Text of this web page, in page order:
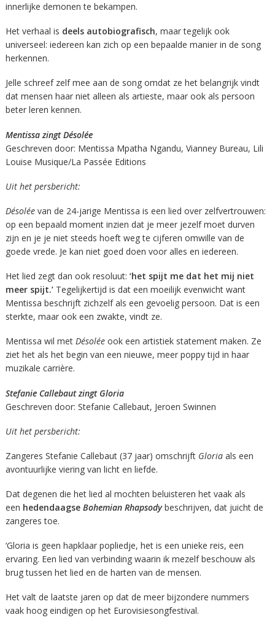
innerlijke demonen te bekampen.
Het verhaal is deels autobiografisch, maar tegelijk ook
universeel: iedereen kan zich op een bepaalde manier in de song
herkennen.
Jelle schreef zelf mee aan de song omdat ze het belangrijk vindt
dat mensen haar niet alleen als artieste, maar ook als persoon
beter leren kennen.
Mentissa zingt Désolée
Geschreven door: Mentissa Mpatha Ngandu, Vianney Bureau, Lili
Louise Musique/La Passée Editions
Uit het persbericht:
Désoléevan de 24-jarige Mentissa is een lied over zelfvertrouwen:
op een bepaald moment inzien dat je meer jezelf moet durven
zijn en je je niet steeds hoeft weg te cijferen omwille van de
goede vrede. Je kan niet goed doen voor alles en iedereen.
Het lied zegt dan ook resoluut: ‘het spijt me dat het mij niet
meer spijt.’ Tegelijkertijd is dat een moeilijk evenwicht want
Mentissa beschrijft zichzelf als een gevoelig persoon. Dat is een
sterkte, maar ook een zwakte, vindt ze.
Mentissa wil met Désoléeook een artistiek statement maken. Ze
ziet het als het begin van een nieuwe, meer poppy tijd in haar
muzikale carrière.
Stefanie Callebaut zingt Gloria
Geschreven door: Stefanie Callebaut, Jeroen Swinnen
Uit het persbericht:
Zangeres Stefanie Callebaut (37 jaar) omschrijft Gloriaals een
avontuurlijke viering van licht en liefde.
Dat degenen die het lied al mochten beluisteren het vaak als
een hedendaagseBohemian Rhapsodybeschrijven, dat juicht de
zangeres toe.
‘Gloria is geen hapklaar popliedje, het is een unieke reis, een
ervaring. Een lied van verbinding waarin ik mezelf beschouw als
brug tussen het lied en de harten van de mensen.
Het valt de laatste jaren op dat de meer bijzondere nummers
vaak hoog eindigen op het Eurovisiesongfestival.